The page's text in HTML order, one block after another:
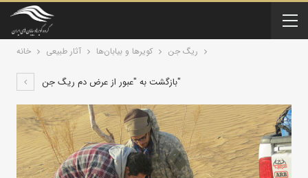
خانه آثار طبیعی کویرها و بیابان‌ها ریگ جن
بازگشت به "عبور از عرض دم ریگ جن"